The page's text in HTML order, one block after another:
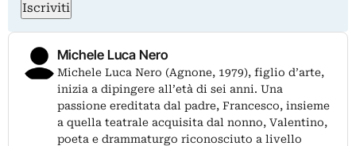
Iscriviti
Michele Luca Nero
Michele Luca Nero (Agnone, 1979), figlio d’arte,
inizia a dipingere all’età di sei anni. Una
passione ereditata dal padre, Francesco, insieme
a quella teatrale acquisita dal nonno, Valentino,
poeta e drammaturgo riconosciuto a livello